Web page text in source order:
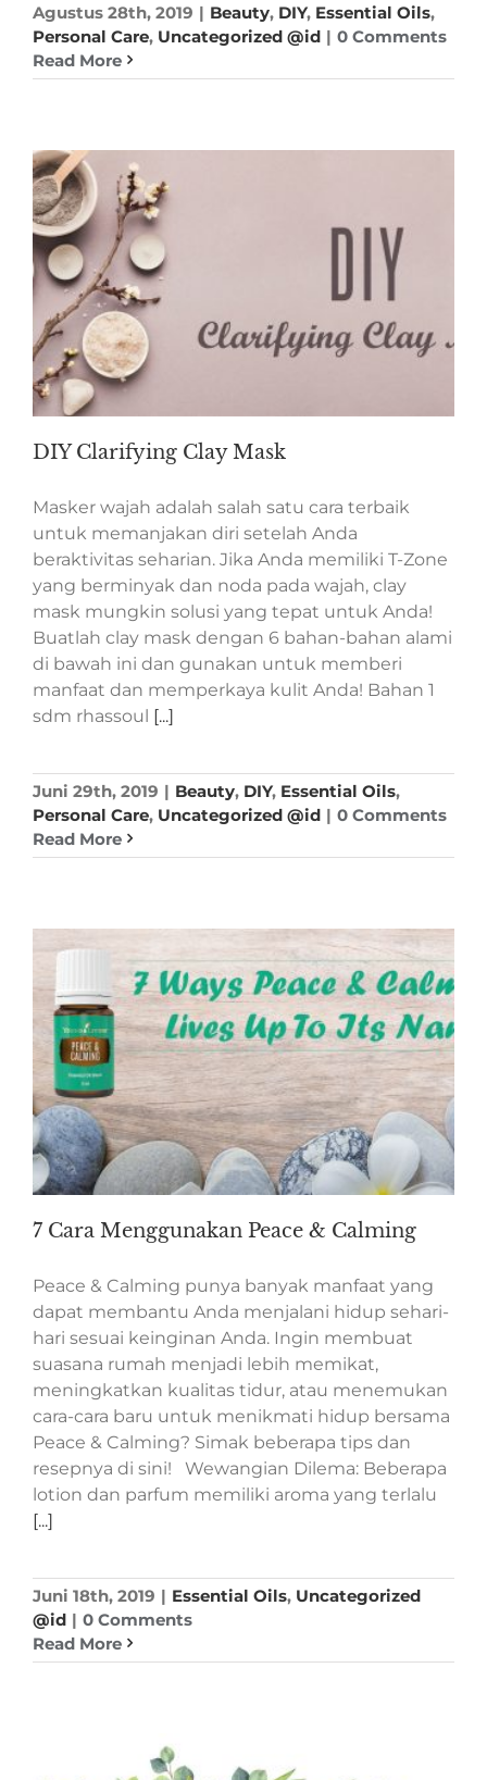
Agustus 28th, 2019 | Beauty, DIY, Essential Oils,
Personal Care, Uncategorized @id | 0 Comments
Read More
DIY Clarifying Clay Mask
Masker wajah adalah salah satu cara terbaik
untuk memanjakan diri setelah Anda
beraktivitas seharian. Jika Anda memiliki T-Zone
yang berminyak dan noda pada wajah, clay
mask mungkin solusi yang tepat untuk Anda!
Buatlah clay mask dengan 6 bahan-bahan alami
di bawah ini dan gunakan untuk memberi
manfaat dan memperkaya kulit Anda! Bahan 1
sdm rhassoul [...]
Juni 29th, 2019 | Beauty, DIY, Essential Oils,
Personal Care, Uncategorized @id | 0 Comments
Read More
7 Cara Menggunakan Peace & Calming
Peace & Calming punya banyak manfaat yang
dapat membantu Anda menjalani hidup sehari-
hari sesuai keinginan Anda. Ingin membuat
suasana rumah menjadi lebih memikat,
meningkatkan kualitas tidur, atau menemukan
cara-cara baru untuk menikmati hidup bersama
Peace & Calming? Simak beberapa tips dan
resepnya di sini! Wewangian Dilema: Beberapa
lotion dan parfum memiliki aroma yang terlalu
[...]
Juni 18th, 2019 | Essential Oils, Uncategorized
@id | 0 Comments
Read More